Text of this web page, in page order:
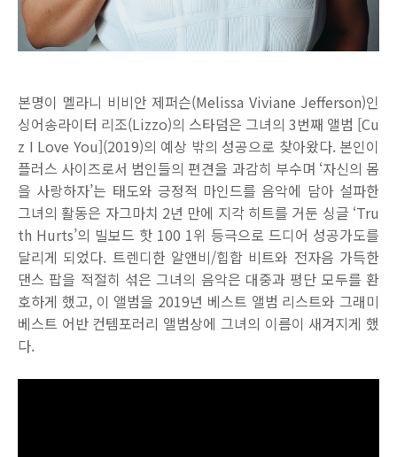
본명이 멜라니 비비안 제퍼슨(Melissa Viviane Jefferson)인
싱어송라이터 리조(Lizzo)의 스타덤은 그녀의 3번째 앨범 [Cu
z I Love You](2019)의 예상 밖의 성공으로 찾아왔다. 본인이
플러스 사이즈로서 범인들의 편견을 과감히 부수며 ‘자신의 몸
을 사랑하자’는 태도와 긍정적 마인드를 음악에 담아 설파한
그녀의 활동은 자그마치 2년 만에 지각 히트를 거둔 싱글 ‘Tru
th Hurts’의 빌보드 핫 100 1위 등극으로 드디어 성공가도를
달리게 되었다. 트렌디한 알앤비/힙합 비트와 전자음 가득한
댄스 팝을 적절히 섞은 그녀의 음악은 대중과 평단 모두를 환
호하게 했고, 이 앨범을 2019년 베스트 앨범 리스트와 그래미
베스트 어반 컨템포러리 앨범상에 그녀의 이름이 새겨지게 했
다.